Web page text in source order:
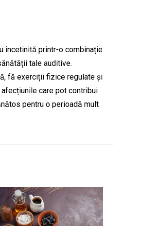
încetinită printr-o combinație
tale auditive.
fă exerciții fizice regulate și
care pot contribui
pentru o perioadă mult